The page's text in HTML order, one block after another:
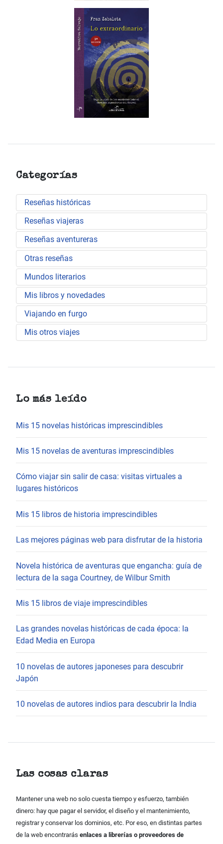
Categorías
Reseñas históricas
Reseñas viajeras
Reseñas aventureras
Otras reseñas
Mundos literarios
Mis libros y novedades
Viajando en furgo
Mis otros viajes
Lo más leído
Mis 15 novelas históricas imprescindibles
Mis 15 novelas de aventuras imprescindibles
Cómo viajar sin salir de casa: visitas virtuales a
lugares históricos
Mis 15 libros de historia imprescindibles
Las mejores páginas web para disfrutar de la historia
Novela histórica de aventuras que engancha: guía de
lectura de la saga Courtney, de Wilbur Smith
Mis 15 libros de viaje imprescindibles
Las grandes novelas históricas de cada época: la
Edad Media en Europa
10 novelas de autores japoneses para descubrir
Japón
10 novelas de autores indios para descubrir la India
Las cosas claras
Mantener una web no solo cuesta tiempo y esfuerzo, también
dinero: hay que pagar el servidor, el diseño y el mantenimiento,
registrar y conservar los dominios, etc. Por eso, en distintas partes
de la web encontrarás enlaces a librerías o proveedores de